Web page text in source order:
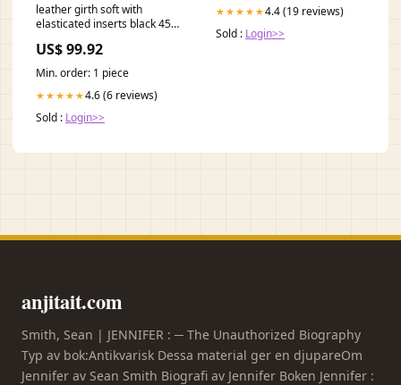
leather girth soft with
elasticated inserts black 45
US$ 99.92
Min. order: 1 piece
★★★★★4.6 (6 reviews)
Sold : Login>>
★★★★★4.4 (19 reviews)
Sold : Login>>
anjitait.com
Smith, Sean | JENNIFER : ─ The Unauthorized Biography
Typ av bok:Antikvarisk Dessa material ger en djupareOm
Jennifer av Sean Smith Biografi av Jennifer Boken Jennifer :